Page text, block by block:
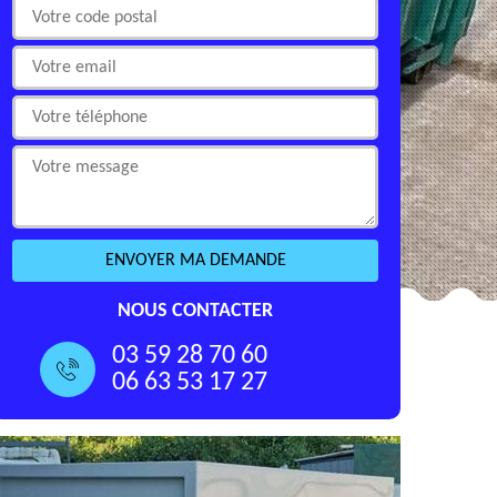
NOUS CONTACTER
03 59 28 70 60
06 63 53 17 27